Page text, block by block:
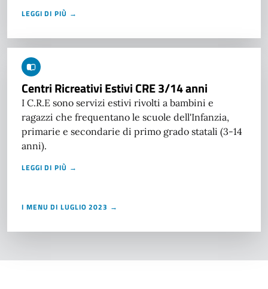
LEGGI DI PIÙ →
Centri Ricreativi Estivi CRE 3/14 anni
I C.R.E sono servizi estivi rivolti a bambini e
ragazzi che frequentano le scuole dell'Infanzia,
primarie e secondarie di primo grado statali (3-14
anni).
LEGGI DI PIÙ →
I MENU DI LUGLIO 2023 →